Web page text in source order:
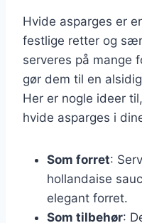
Hvide asparges er
festlige retter og
serveres på mange
gør dem til en
Her er nogle ideer
hvide asparges i
Som forret:
hollandaise
elegant forret.
Som tilbehør: